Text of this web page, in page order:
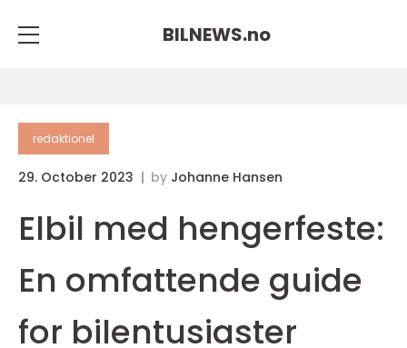
BILNEWS.no
redaktionel
29. October 2023 by Johanne Hansen
Elbil med hengerfeste:
En omfattende guide
for bilentusiaster